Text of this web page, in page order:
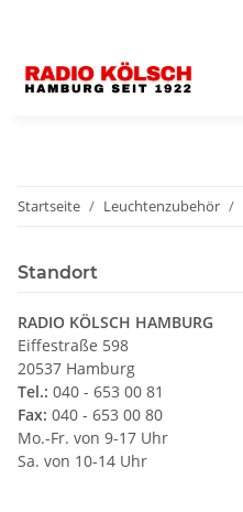
Startseite Leuchtenzubehör
Standort
RADIO KÖLSCH HAMBURG
Eiffestraße 598
20537 Hamburg
Tel.: 040 - 653 00 81
Fax: 040 - 653 00 80
Mo.-Fr. von 9-17 Uhr
Sa. von 10-14 Uhr